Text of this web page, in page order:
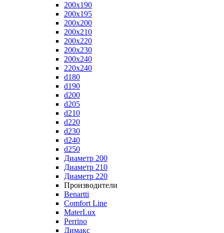
200x190
200x195
200x200
200x210
200x220
200x230
200x240
220x240
d180
d190
d200
d205
d210
d220
d230
d240
d250
Диаметр 200
Диаметр 210
Диаметр 220
Производители
Benartti
Comfort Line
MaterLux
Perrino
Димакс